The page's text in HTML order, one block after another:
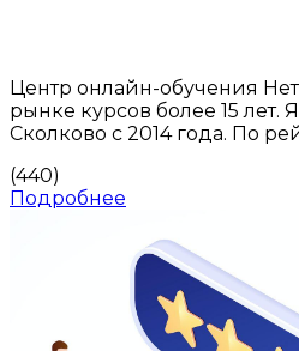
Центр онлайн-обучения
рынке курсов более 15 лет.
Сколково с 2014 года. По
(440)
Подробнее